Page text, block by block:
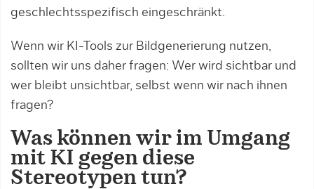
geschlechtsspezifisch eingeschränkt.
Wenn wir KI-Tools zur Bildgenerierung nutzen,
sollten wir uns daher fragen: Wer wird sichtbar und
wer bleibt unsichtbar, selbst wenn wir nach ihnen
fragen?
Was können wir im Umgang
mit KI gegen diese
Stereotypen tun?